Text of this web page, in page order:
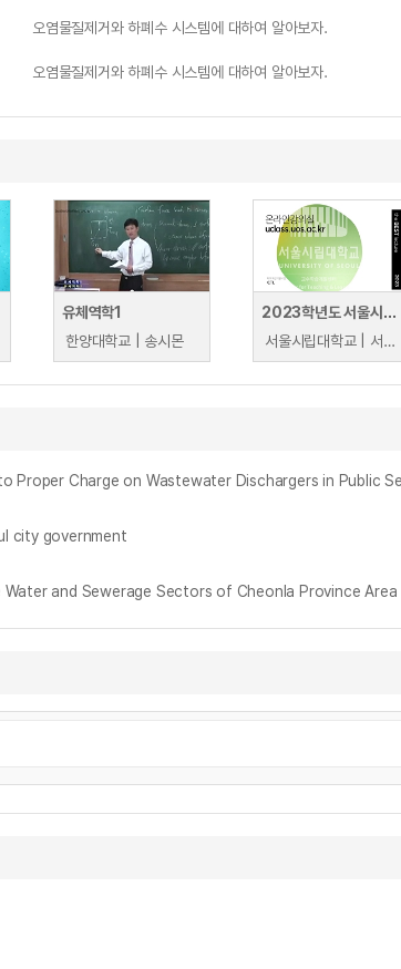
오염물질제거와 하폐수 시스템에 대하여 알아보자.
오염물질제거와 하폐수 시스템에 대하여 알아보자.
유체역학1
한양대학교 | 송시몬
2023학년도 서울시립대학교 우수강의
서울시립대학교 | 서울시립대학교 교원
to Proper Charge on Wastewater Dischargers in Public
city government
Water and Sewerage Sectors of Cheonla Province Area